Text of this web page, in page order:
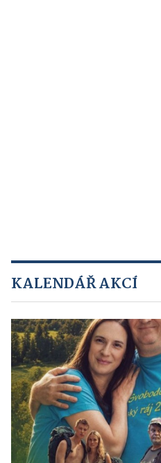
KALENDÁŘ AKCÍ